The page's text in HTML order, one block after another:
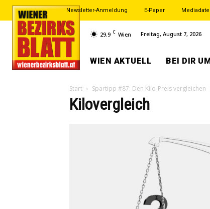
Newsletter-Anmeldung E-Paper
29.9 C Wien Freitag, August 7, 2026
WIEN AKTUELL BEI DIR
Start Spartipp #87: Den Kilo-Preis vergleichen
Kilovergleich